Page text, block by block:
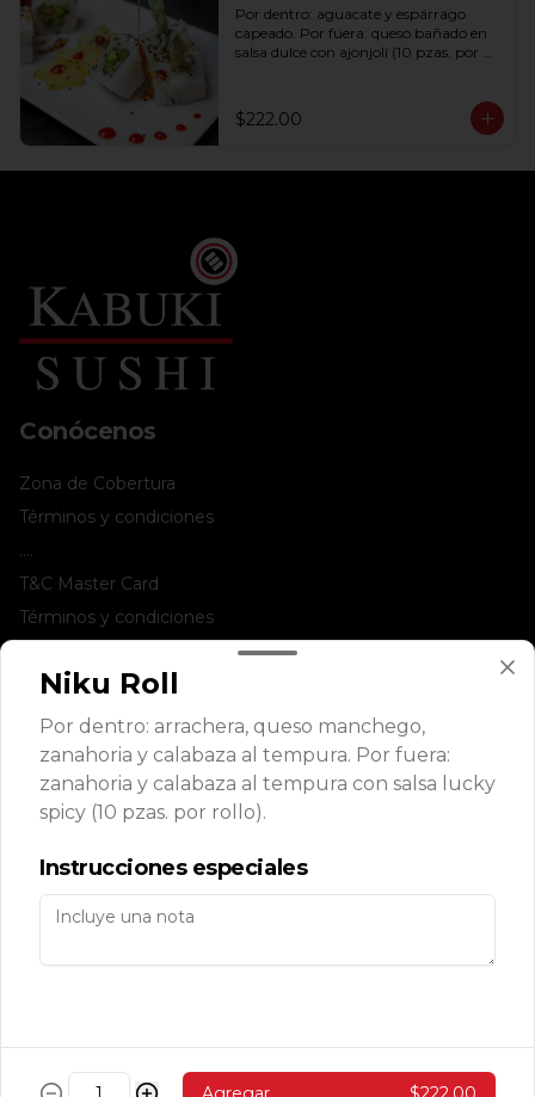
Por dentro: aguacate y espárrago
capeado. Por fuera: queso bañado en
salsa dulce con ajonjolí (10 pzas. por
$222.00
Conócenos
Zona de Cobertura
Términos y condiciones
....
T&C Master Card
Términos y condiciones
Redes sociales
Instagram
Facebook
Mi cuenta
Pedir
Iniciar sesión
Niku Roll
Por dentro: arrachera, queso manchego,
zanahoria y calabaza al tempura. Por fuera:
zanahoria y calabaza al tempura con salsa lucky
spicy (10 pzas. por rollo).
Instrucciones especiales